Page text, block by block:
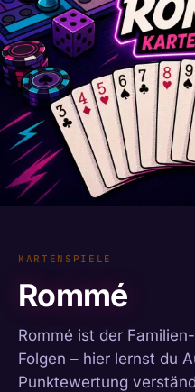
KARTENSPIELE
Rommé
Rommé ist der
Folgen – hier lernst du
Punktewertung